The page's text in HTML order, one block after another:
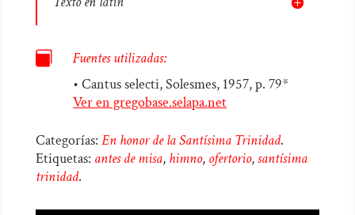

Fuentes utilizadas:
• Cantus selecti, Solesmes, 1957, p. 79*
Ver en gregobase.selapa.net
Categorías: En honor de la Santísima Trinidad.
Etiquetas: antes de misa, himno, ofertorio,santísima
trinidad.